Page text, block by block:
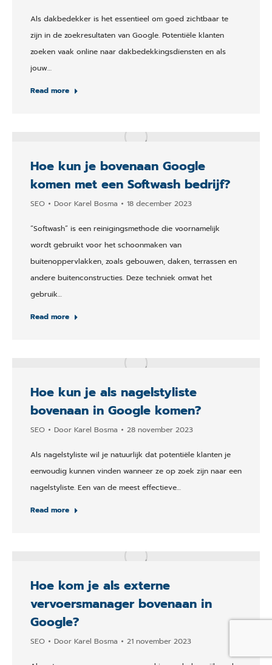
Als dakbedekker is het essentieel om goed zichtbaar te
zijn in de zoekresultaten van Google. Potentiële klanten
zoeken vaak online naar dakbedekkingsdiensten en als
jouw…
Read more
Hoe kun je bovenaan Google
komen met een Softwash bedrijf?
SEO Door Karel Bosma 18 december 2023
“Softwash” is een reinigingsmethode die voornamelijk
wordt gebruikt voor het schoonmaken van
buitenoppervlakken, zoals gebouwen, daken, terrassen en
andere buitenconstructies. Deze techniek omvat het
gebruik…
Read more
Hoe kun je als nagelstyliste
bovenaan in Google komen?
SEO Door Karel Bosma 28 november 2023
Als nagelstyliste wil je natuurlijk dat potentiële klanten je
eenvoudig kunnen vinden wanneer ze op zoek zijn naar een
nagelstyliste. Een van de meest effectieve…
Read more
Hoe kom je als externe
vervoersmanager bovenaan in
Google?
SEO Door Karel Bosma 21 november 2023